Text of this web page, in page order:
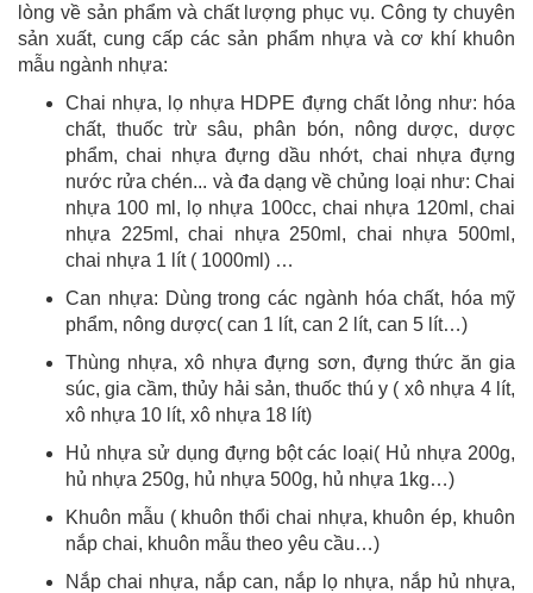
lòng về sản phẩm và chất lượng phục vụ. Công ty chuyên
sản xuất, cung cấp các sản phẩm nhựa và cơ khí khuôn
mẫu ngành nhựa:
Chai nhựa, lọ nhựa HDPE đựng chất lỏng như: hóa
chất, thuốc trừ sâu, phân bón, nông dược, dược
phẩm, chai nhựa đựng dầu nhớt, chai nhựa đựng
nước rửa chén... và đa dạng về chủng loại như: Chai
nhựa 100 ml, lọ nhựa 100cc, chai nhựa 120ml, chai
nhựa 225ml, chai nhựa 250ml, chai nhựa 500ml,
chai nhựa 1 lít ( 1000ml) …
Can nhựa: Dùng trong các ngành hóa chất, hóa mỹ
phẩm, nông dược( can 1 lít, can 2 lít, can 5 lít…)
Thùng nhựa, xô nhựa đựng sơn, đựng thức ăn gia
súc, gia cầm, thủy hải sản, thuốc thú y ( xô nhựa 4 lít,
xô nhựa 10 lít, xô nhựa 18 lít)
Hủ nhựa sử dụng đựng bột các loại( Hủ nhựa 200g,
hủ nhựa 250g, hủ nhựa 500g, hủ nhựa 1kg…)
Khuôn mẫu ( khuôn thổi chai nhựa, khuôn ép, khuôn
nắp chai, khuôn mẫu theo yêu cầu…)
Nắp chai nhựa, nắp can, nắp lọ nhựa, nắp hủ nhựa,